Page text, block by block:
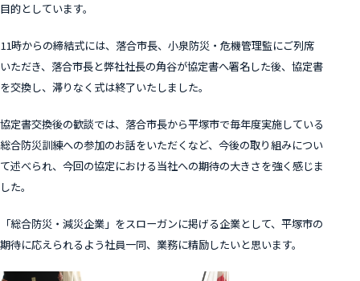
目的としています。
11時からの締結式には、落合市長、小泉防災・危機管理監にご列席
いただき、落合市長と弊社社長の角谷が協定書へ署名した後、協定書
を交換し、滞りなく式は終了いたしました。
協定書交換後の歓談では、落合市長から平塚市で毎年度実施している
総合防災訓練への参加のお話をいただくなど、今後の取り組みについ
て述べられ、今回の協定における当社への期待の大きさを強く感じま
した。
「総合防災・減災企業」をスローガンに掲げる企業として、平塚市の
期待に応えられるよう社員一同、業務に精励したいと思います。